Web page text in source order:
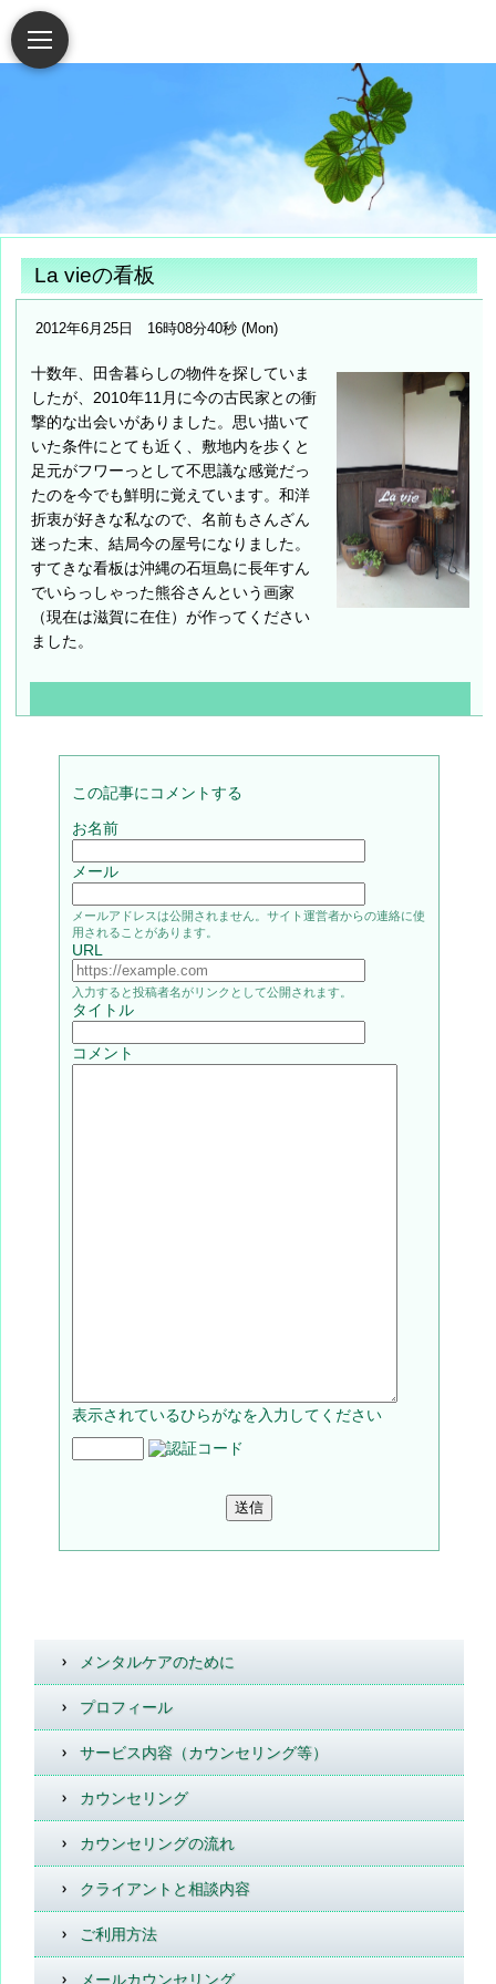
La vieの看板
2012年6月25日 16時08分40秒 (Mon)
十数年、田舎暮らしの物件を探していま
したが、2010年11月に今の古民家との衝
撃的な出会いがありました。思い描いて
いた条件にとても近く、敷地内を歩くと
足元がフワーっとして不思議な感覚だっ
たのを今でも鮮明に覚えています。和洋
折衷が好きな私なので、名前もさんざん
迷った末、結局今の屋号になりました。
すてきな看板は沖縄の石垣島に長年すん
でいらっしゃった熊谷さんという画家
（現在は滋賀に在住）が作ってください
ました。
この記事にコメントする
お名前
メール
メールアドレスは公開されません。サイト運営者からの連絡に使
用されることがあります。
URL
入力すると投稿者名がリンクとして公開されます。
タイトル
コメント
表示されているひらがなを入力してください
メンタルケアのために
プロフィール
サービス内容（カウンセリング等）
カウンセリング
カウンセリングの流れ
クライアントと相談内容
ご利用方法
メールカウンセリング